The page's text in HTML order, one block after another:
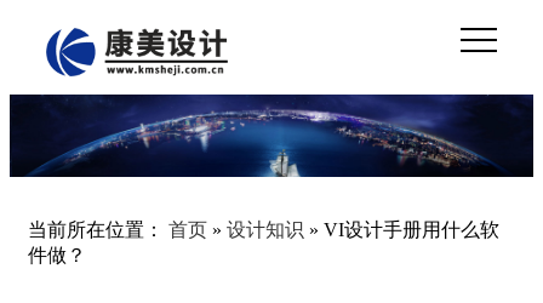
当前所在位置： 首页 » 设计知识 » VI设计手册用什么软
件做？